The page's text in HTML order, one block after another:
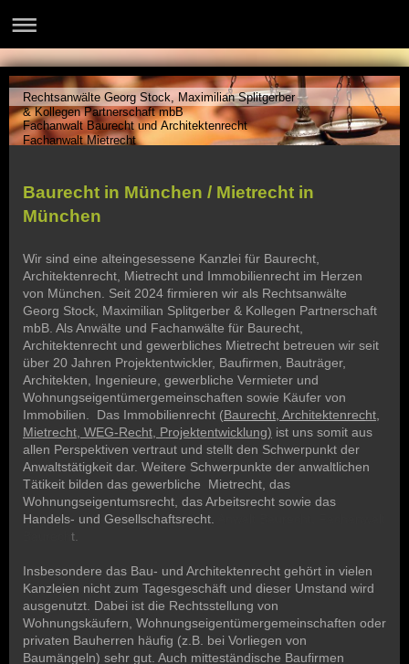
Rechtsanwälte Georg Stock, Maximilian Splitgerber
& Kollegen Partnerschaft mbB
Fachanwalt Baurecht und Architektenrecht
Fachanwalt Mietrecht
Baurecht in München / Mietrecht in
München
Wir sind eine alteingesessene Kanzlei für Baurecht,
Architektenrecht, Mietrecht und Immobilienrecht im Herzen
von München. Seit 2024 firmieren wir als Rechtsanwälte
Georg Stock, Maximilian Splitgerber & Kollegen Partnerschaft
mbB. Als Anwälte und Fachanwälte für Baurecht,
Architektenrecht und gewerbliches Mietrecht betreuen wir seit
über 20 Jahren Projektentwickler, Baufirmen, Bauträger,
Architekten, Ingenieure, gewerbliche Vermieter und
Wohnungseigentümergemeinschaften sowie Käufer von
Immobilien. Das Immobilienrecht (Baurecht, Architektenrecht,
Mietrecht, WEG-Recht, Projektentwicklung) ist uns somit aus
allen Perspektiven vertraut und stellt den Schwerpunkt der
Anwaltstätigkeit dar. Weitere Schwerpunkte der anwaltlichen
Tätikeit bilden das gewerbliche Mietrecht, das
Wohnungseigentumsrecht, das Arbeitsrecht sowie das
Handels- und Gesellschaftsrecht.
t.
Insbesondere das Bau- und Architektenrecht gehört in vielen
Kanzleien nicht zum Tagesgeschäft und dieser Umstand wird
ausgenutzt. Dabei ist die Rechtsstellung von
Wohnungskäufern, Wohnungseigentümergemeinschaften oder
privaten Bauherren häufig (z.B. bei Vorliegen von
Baumängeln) sehr gut. Auch mitteständische Baufirmen